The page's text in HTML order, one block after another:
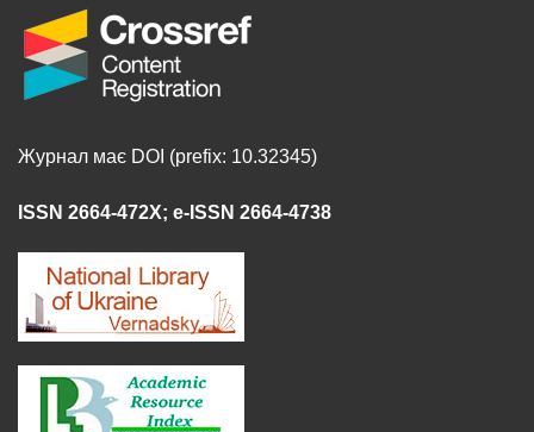
Журнал має DOI (prefix: 10.32345)
ISSN 2664-472X; e-ISSN 2664-4738